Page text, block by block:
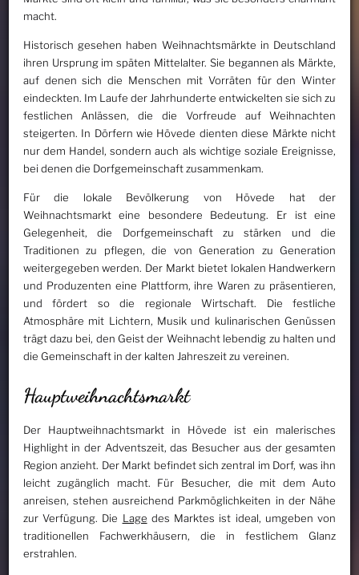
macht.
Historisch gesehen haben Weihnachtsmärkte in Deutschland
ihren Ursprung im späten Mittelalter. Sie begannen als Märkte,
auf denen sich die Menschen mit Vorräten für den Winter
eindeckten. Im Laufe der Jahrhunderte entwickelten sie sich zu
festlichen Anlässen, die die Vorfreude auf Weihnachten
steigerten. In Dörfern wie Hövede dienten diese Märkte nicht
nur dem Handel, sondern auch als wichtige soziale Ereignisse,
bei denen die Dorfgemeinschaft zusammenkam.
Für die lokale Bevölkerung von Hövede hat der
Weihnachtsmarkt eine besondere Bedeutung. Er ist eine
Gelegenheit, die Dorfgemeinschaft zu stärken und die
Traditionen zu pflegen, die von Generation zu Generation
weitergegeben werden. Der Markt bietet lokalen Handwerkern
und Produzenten eine Plattform, ihre Waren zu präsentieren,
und fördert so die regionale Wirtschaft. Die festliche
Atmosphäre mit Lichtern, Musik und kulinarischen Genüssen
trägt dazu bei, den Geist der Weihnacht lebendig zu halten und
die Gemeinschaft in der kalten Jahreszeit zu vereinen.
Hauptweihnachtsmarkt
Der Hauptweihnachtsmarkt in Hövede ist ein malerisches
Highlight in der Adventszeit, das Besucher aus der gesamten
Region anzieht. Der Markt befindet sich zentral im Dorf, was ihn
leicht zugänglich macht. Für Besucher, die mit dem Auto
anreisen, stehen ausreichend Parkmöglichkeiten in der Nähe
zur Verfügung. Die Lage des Marktes ist ideal, umgeben von
traditionellen Fachwerkhäusern, die in festlichem Glanz
erstrahlen.